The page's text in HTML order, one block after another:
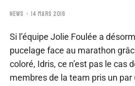
NEWS 14 MARS 2016
Si l’équipe Jolie Foulée a
pucelage face au marathon
coloré, Idris, ce n’est pas le cas
membres de la team pris un par